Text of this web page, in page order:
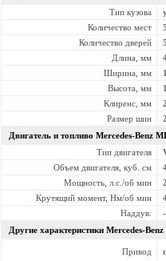
Тип кузова
Количество мест
5
Количество дверей
5
Длина, мм
Ширина, мм
Высота, мм
Клиренс, мм
Размер шин
Двигатель и топливо Mercedes-Benz
Тип двигателя
Объем двигателя, куб. см
Мощность, л.с./об мин
Крутящий момент, Нм/об мин
Наддув:
-
Другие характеристики Mercedes-Benz
Привод